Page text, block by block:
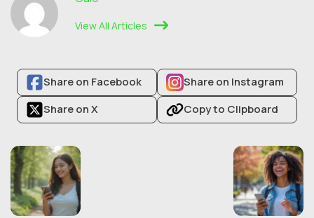
View All Articles
Share on Facebook
Share on Instagram
Share on X
Copy to Clipboard